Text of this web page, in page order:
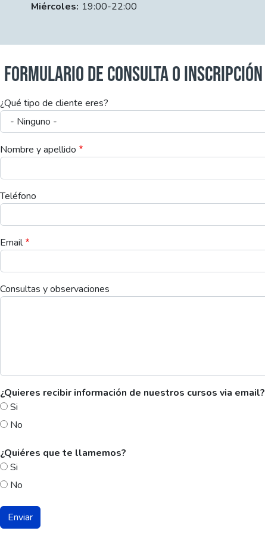
Miércoles: 19:00-22:00
FORMULARIO DE CONSULTA O INSCRIPCIÓN
¿Qué tipo de cliente eres?
Nombre y apellido
Teléfono
Email
Consultas y observaciones
¿Quieres recibir información de nuestros cursos via email?
Si
No
¿Quiéres que te llamemos?
Si
No